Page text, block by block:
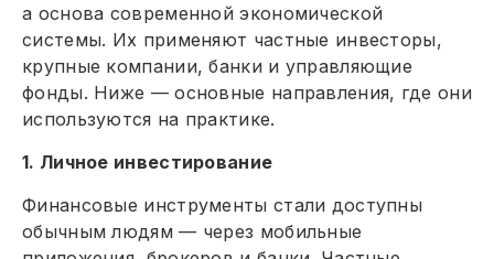
а основа современной экономической
системы. Их применяют частные инвесторы,
крупные компании, банки и управляющие
фонды. Ниже — основные направления, где они
используются на практике.
1. Личное инвестирование
Финансовые инструменты стали доступны
обычным людям — через мобильные